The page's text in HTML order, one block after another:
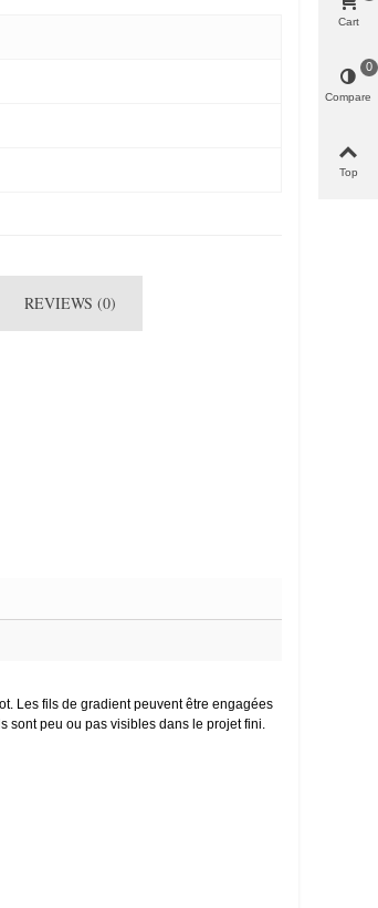
REVIEWS (0)
Les fils de gradient peuvent être engagées
peu ou pas visibles dans le projet fini.
Cart
Compare
0
Top